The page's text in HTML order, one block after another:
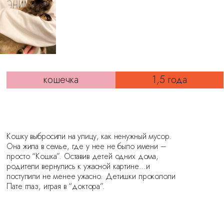
кошечка 1,5 года
Кошку выбросили на улицу, как ненужный мусор.
Она жила в семье, где у нее не было имени –
просто “Кошка”. Оставив детей одних дома,
родители вернулись к ужасной картине…и
поступили не менее ужасно. Детишки прокололи
Пате глаз, играя в “доктора”.